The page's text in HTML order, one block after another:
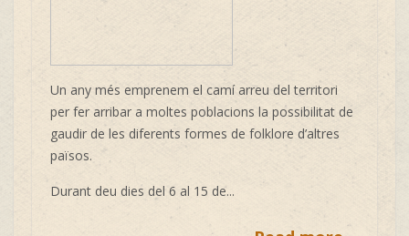
Un any més emprenem el camí arreu del territori
per fer arribar a moltes poblacions la possibilitat de
gaudir de les diferents formes de folklore d’altres
països.
Durant deu dies del 6 al 15 de...